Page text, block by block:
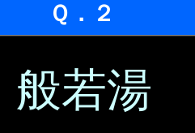
Ｑ．２
般若湯